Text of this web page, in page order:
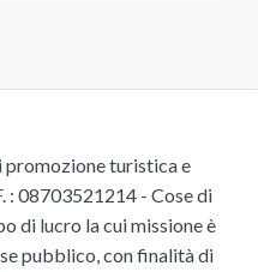
turistica e
: 08703521214 - Cose di
di lucro la cui missione è
pubblico, con finalità di